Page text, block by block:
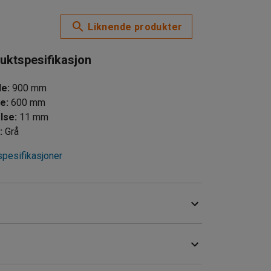
Liknende produkter
: 900 mm
: 600 mm
: 11 mm
: Grå
og andre tørre miljøer.